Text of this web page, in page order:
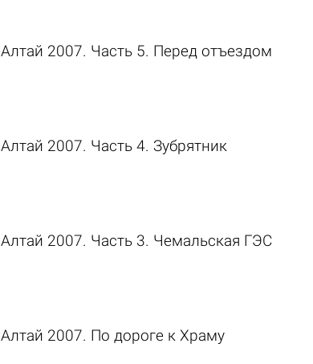
Алтай 2007. Часть 5. Перед отъездом
Алтай 2007. Часть 4. Зубрятник
Алтай 2007. Часть 3. Чемальская ГЭС
Алтай 2007. По дороге к Храму